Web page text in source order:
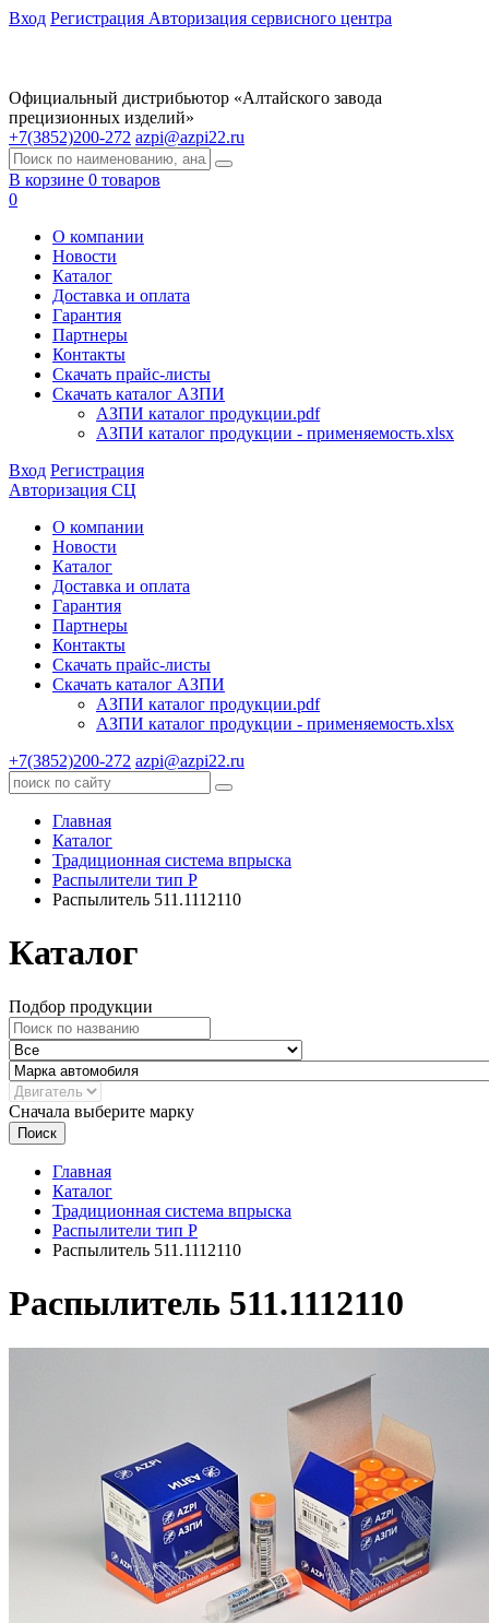
Вход Регистрация Авторизация сервисного центра
Официальный дистрибьютор «Алтайского завода
прецизионных изделий»
+7(3852)200-272 azpi@azpi22.ru
В корзине 0 товаров
0
О компании
Новости
Каталог
Доставка и оплата
Гарантия
Партнеры
Контакты
Скачать прайс-листы
Скачать каталог АЗПИ
АЗПИ каталог продукции.pdf
АЗПИ каталог продукции - применяемость.xlsx
Вход Регистрация
Авторизация СЦ
О компании
Новости
Каталог
Доставка и оплата
Гарантия
Партнеры
Контакты
Скачать прайс-листы
Скачать каталог АЗПИ
АЗПИ каталог продукции.pdf
АЗПИ каталог продукции - применяемость.xlsx
+7(3852)200-272 azpi@azpi22.ru
Главная
Каталог
Традиционная система впрыска
Распылители тип P
Распылитель 511.1112110
Каталог
Подбор продукции
Сначала выберите марку
Поиск
Главная
Каталог
Традиционная система впрыска
Распылители тип P
Распылитель 511.1112110
Распылитель 511.1112110